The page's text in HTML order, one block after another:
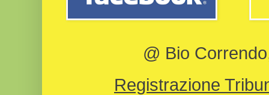
@ Bio
Registrazione